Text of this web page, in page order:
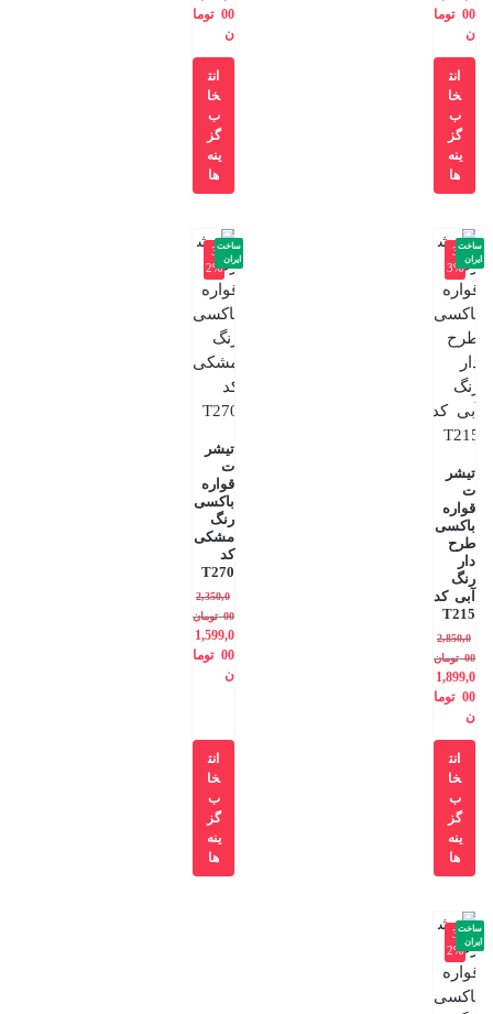
00 توما
ن
انت
خا
ب
گز
ینه
ها
00 توما
ن
انت
خا
ب
گز
ینه
ها
-3
3%
تیشر
ت
قواره
باکسی
طرح
دار
رنگ
آبی کد
T215
2,850,0
00 تومان
1,899,0
00 توما
ن
ساخت
ایران
انت
خا
ب
گز
ینه
ها
-3
2%
تیشر
ت
قواره
باکسی
رنگ
مشکی
کد
T270
2,350,0
00 تومان
1,599,0
00 توما
ن
ساخت
ایران
انت
خا
ب
گز
ینه
ها
-3
2%
ساخت
ایران